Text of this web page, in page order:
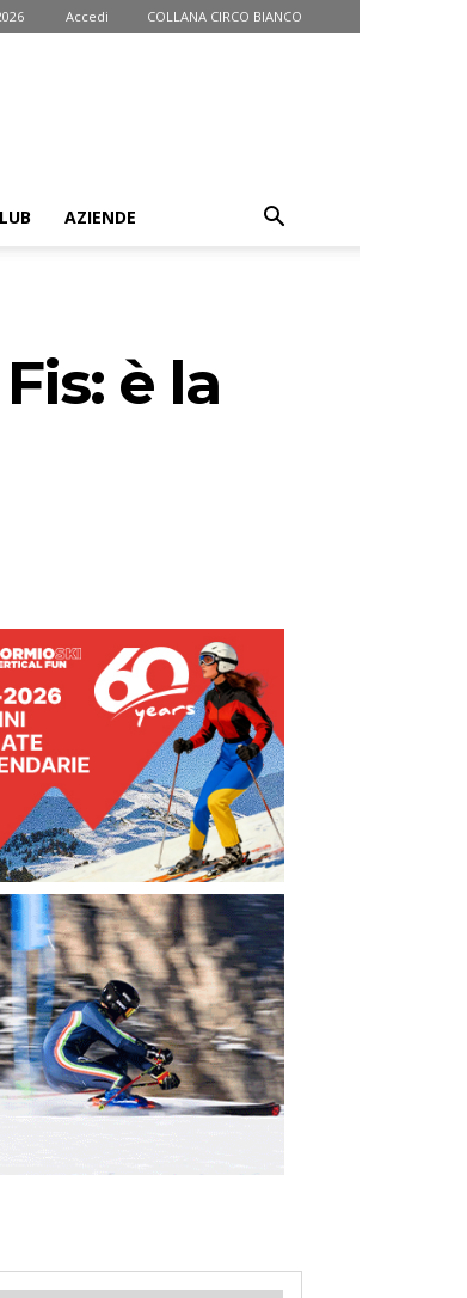
Accedi COLLANA CIRCO BIANCO
AZIENDE
è la